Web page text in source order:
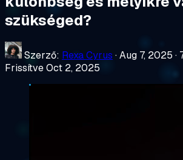
szükséged?
Szerző: Rexa Cyrus ·Aug 7, 2025 ·
Frissítve Oct 2, 2025